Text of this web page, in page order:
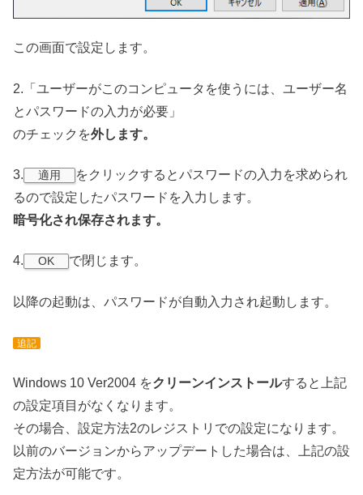
この画面で設定します。
2.「ユーザーがこのコンピュータを使うには、ユーザー名
とパスワードの入力が必要」
のチェックを外します。
3. 適用
をクリックするとパスワードの入力を求められ
るので設定したパスワードを入力します。
暗号化され保存されます。
4. OK で閉じます。
以降の起動は、パスワードが自動入力され起動します。
追記
Windows 10 Ver2004 をクリーンインストールすると上記
の設定項目がなくなります。
その場合、設定方法2のレジストリでの設定になります。
以前のバージョンからアップデートした場合は、上記の設
定方法が可能です。